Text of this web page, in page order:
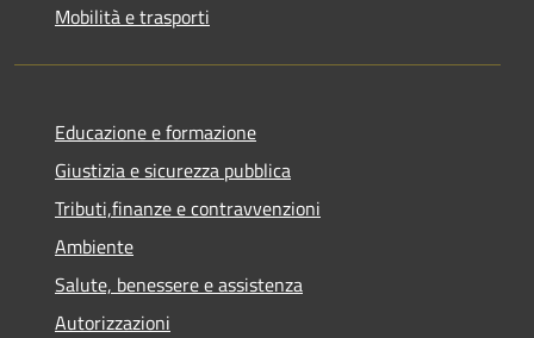
Mobilità e trasporti
Educazione e formazione
Giustizia e sicurezza pubblica
Tributi,finanze e contravvenzioni
Ambiente
Salute, benessere e assistenza
Autorizzazioni